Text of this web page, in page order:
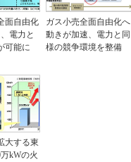
面自由化
電力と
可能に
ガス小売全面自由化へ
動きが加速、電力と同
様の競争環境を整備
大する東
kWの火